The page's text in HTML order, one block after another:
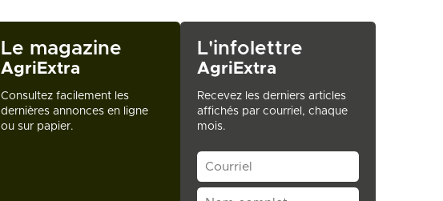
Le magazine
AgriExtra
Consultez facilement les
dernières annonces en ligne
ou sur papier.
L'infolettre
AgriExtra
Recevez les derniers articles
affichés par courriel, chaque
mois.